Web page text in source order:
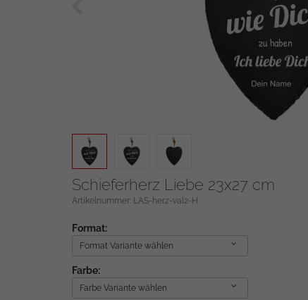
Schieferherz Liebe 23x27 cm
Artikelnummer: LAS-herz-val2-H
Format:
Format Variante wählen
Farbe:
Farbe Variante wählen